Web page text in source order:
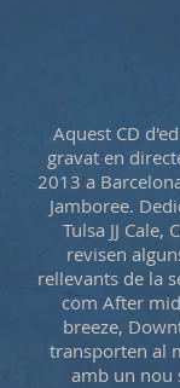
Aquest CD
gravat en
2013 a
Jamboree.
Tulsa JJ
revisen
rellevants de la
com After
breeze,
transporten al
amb un nou